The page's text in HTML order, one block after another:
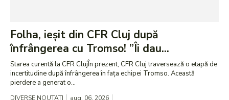
Folha, ieșit din CFR Cluj după
înfrângerea cu Tromso! ”Îi dau...
Starea curentă la CFR ClujÎn prezent, CFR Cluj traversează o etapă de
incertitudine după înfrângerea în fața echipei Tromso. Această
pierdere a generat o...
DIVERSE NOUTATI aug. 06, 2026